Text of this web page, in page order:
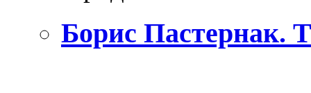
Борис Пастернак.